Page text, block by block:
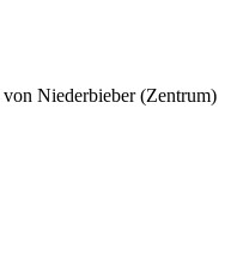
von Niederbieber (Zentrum)